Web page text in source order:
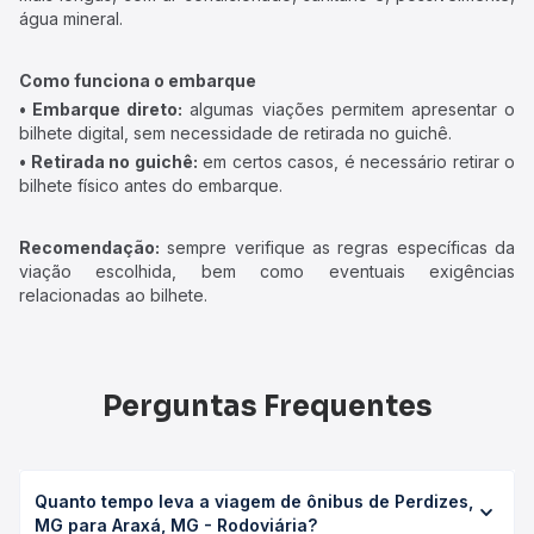
água mineral.
Como funciona o embarque
• Embarque direto: algumas viações permitem apresentar o
bilhete digital, sem necessidade de retirada no guichê.
• Retirada no guichê: em certos casos, é necessário retirar o
bilhete físico antes do embarque.
Recomendação: sempre verifique as regras específicas da
viação escolhida, bem como eventuais exigências
relacionadas ao bilhete.
Perguntas Frequentes
Quanto tempo leva a viagem de ônibus de Perdizes,
MG para Araxá, MG - Rodoviária?